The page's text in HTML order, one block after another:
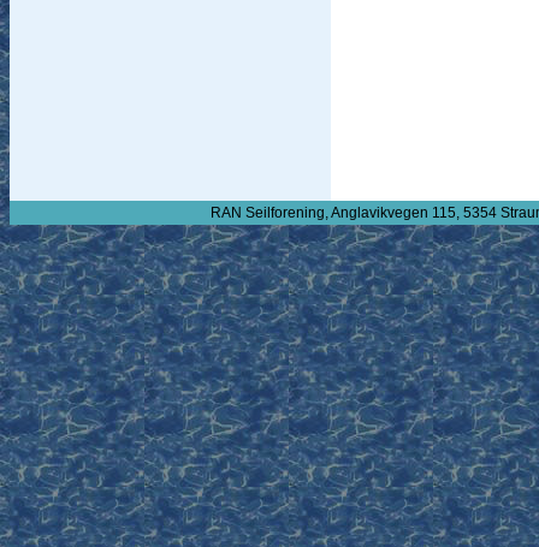
RAN Seilforening, Anglavikvegen 115, 5354